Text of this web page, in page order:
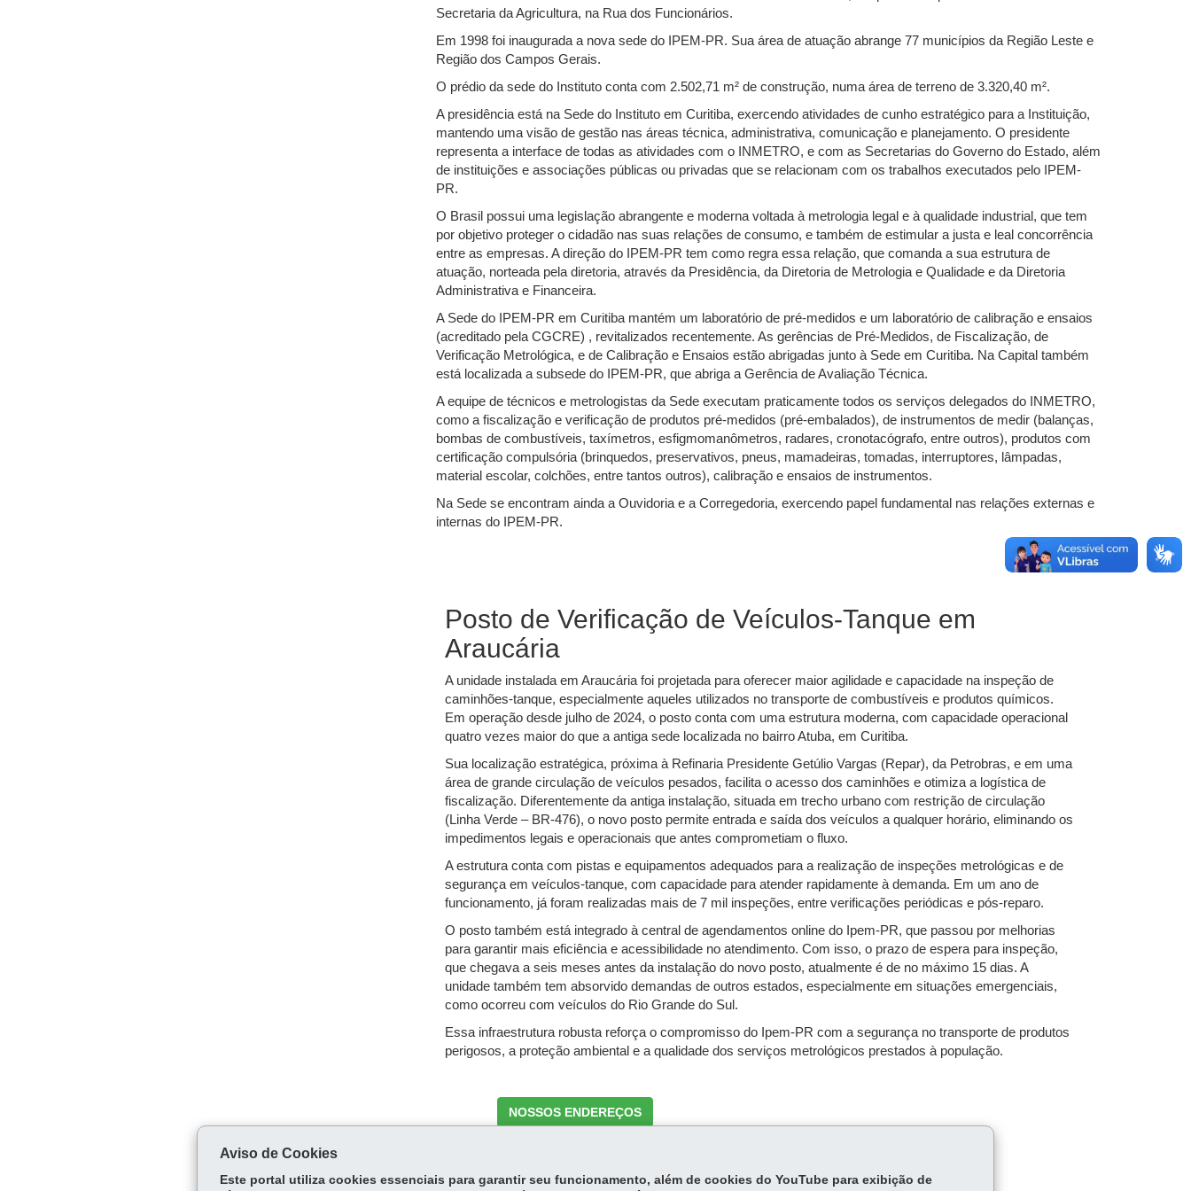
Secretaria da Agricultura, na Rua dos Funcionários.
Em 1998 foi inaugurada a nova sede do IPEM-PR. Sua área de atuação abrange 77 municípios da Região Leste e
Região dos Campos Gerais.
O prédio da sede do Instituto conta com 2.502,71 m² de construção, numa área de terreno de 3.320,40 m².
A presidência está na Sede do Instituto em Curitiba, exercendo atividades de cunho estratégico para a Instituição,
mantendo uma visão de gestão nas áreas técnica, administrativa, comunicação e planejamento. O presidente
representa a interface de todas as atividades com o INMETRO, e com as Secretarias do Governo do Estado, além
de instituições e associações públicas ou privadas que se relacionam com os trabalhos executados pelo IPEM-
PR.
O Brasil possui uma legislação abrangente e moderna voltada à metrologia legal e à qualidade industrial, que tem
por objetivo proteger o cidadão nas suas relações de consumo, e também de estimular a justa e leal concorrência
entre as empresas. A direção do IPEM-PR tem como regra essa relação, que comanda a sua estrutura de
atuação, norteada pela diretoria, através da Presidência, da Diretoria de Metrologia e Qualidade e da Diretoria
Administrativa e Financeira.
A Sede do IPEM-PR em Curitiba mantém um laboratório de pré-medidos e um laboratório de calibração e ensaios
(acreditado pela CGCRE) , revitalizados recentemente. As gerências de Pré-Medidos, de Fiscalização, de
Verificação Metrológica, e de Calibração e Ensaios estão abrigadas junto à Sede em Curitiba. Na Capital também
está localizada a subsede do IPEM-PR, que abriga a Gerência de Avaliação Técnica.
A equipe de técnicos e metrologistas da Sede executam praticamente todos os serviços delegados do INMETRO,
como a fiscalização e verificação de produtos pré-medidos (pré-embalados), de instrumentos de medir (balanças,
bombas de combustíveis, taxímetros, esfigmomanômetros, radares, cronotacógrafo, entre outros), produtos com
certificação compulsória (brinquedos, preservativos, pneus, mamadeiras, tomadas, interruptores, lâmpadas,
material escolar, colchões, entre tantos outros), calibração e ensaios de instrumentos.
Na Sede se encontram ainda a Ouvidoria e a Corregedoria, exercendo papel fundamental nas relações externas e
internas do IPEM-PR.
Posto de Verificação de Veículos-Tanque em
Araucária
A unidade instalada em Araucária foi projetada para oferecer maior agilidade e capacidade na inspeção de
caminhões-tanque, especialmente aqueles utilizados no transporte de combustíveis e produtos químicos.
Em operação desde julho de 2024, o posto conta com uma estrutura moderna, com capacidade operacional
quatro vezes maior do que a antiga sede localizada no bairro Atuba, em Curitiba.
Sua localização estratégica, próxima à Refinaria Presidente Getúlio Vargas (Repar), da Petrobras, e em uma
área de grande circulação de veículos pesados, facilita o acesso dos caminhões e otimiza a logística de
fiscalização. Diferentemente da antiga instalação, situada em trecho urbano com restrição de circulação
(Linha Verde – BR-476), o novo posto permite entrada e saída dos veículos a qualquer horário, eliminando os
impedimentos legais e operacionais que antes comprometiam o fluxo.
A estrutura conta com pistas e equipamentos adequados para a realização de inspeções metrológicas e de
segurança em veículos-tanque, com capacidade para atender rapidamente à demanda. Em um ano de
funcionamento, já foram realizadas mais de 7 mil inspeções, entre verificações periódicas e pós-reparo.
O posto também está integrado à central de agendamentos online do Ipem-PR, que passou por melhorias
para garantir mais eficiência e acessibilidade no atendimento. Com isso, o prazo de espera para inspeção,
que chegava a seis meses antes da instalação do novo posto, atualmente é de no máximo 15 dias. A
unidade também tem absorvido demandas de outros estados, especialmente em situações emergenciais,
como ocorreu com veículos do Rio Grande do Sul.
Essa infraestrutura robusta reforça o compromisso do Ipem-PR com a segurança no transporte de produtos
perigosos, a proteção ambiental e a qualidade dos serviços metrológicos prestados à população.
NOSSOS ENDEREÇOS
Aviso de Cookies
Este portal utiliza cookies essenciais para garantir seu funcionamento, além de cookies do YouTube para exibição de